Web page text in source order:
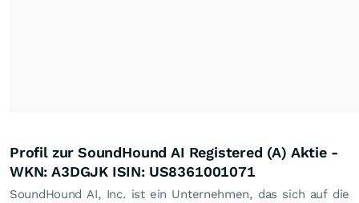
Profil zur SoundHound AI Registered (A) Aktie -
WKN: A3DGJK ISIN: US8361001071
SoundHound AI, Inc. ist ein Unternehmen, das sich auf die